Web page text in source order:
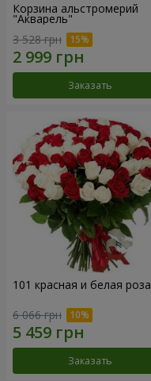
Корзина альстромерий
"Акварель"
3 528 грн
Заказать
101 красная и белая роза
6 066 грн
Заказать